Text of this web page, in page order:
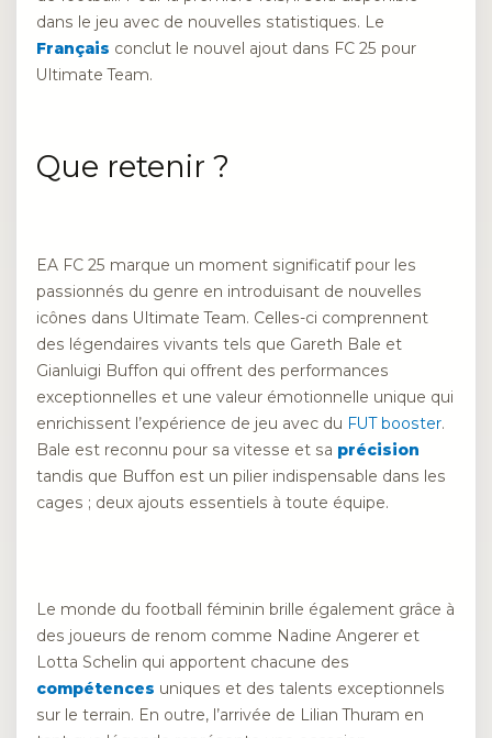
dans le jeu avec de nouvelles statistiques. Le
Français conclut le nouvel ajout dans FC 25 pour
Ultimate Team.
Que retenir ?
EA FC 25 marque un moment significatif pour les
passionnés du genre en introduisant de nouvelles
icônes dans Ultimate Team. Celles-ci comprennent
des légendaires vivants tels que Gareth Bale et
Gianluigi Buffon qui offrent des performances
exceptionnelles et une valeur émotionnelle unique qui
enrichissent l’expérience de jeu avec du FUT booster.
Bale est reconnu pour sa vitesse et sa précision
tandis que Buffon est un pilier indispensable dans les
cages ; deux ajouts essentiels à toute équipe.
Le monde du football féminin brille également grâce à
des joueurs de renom comme Nadine Angerer et
Lotta Schelin qui apportent chacune des
compétences uniques et des talents exceptionnels
sur le terrain. En outre, l’arrivée de Lilian Thuram en